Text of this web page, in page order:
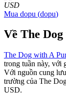
COIN-M
Futures sử
USD
Mua dopu (dopu)
Về The
The Dog with A
trong tuần này, với
Với nguồn cung
trường của The
USD.